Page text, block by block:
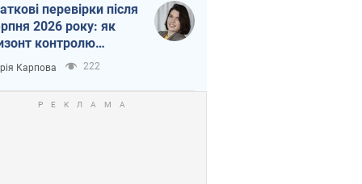
перевірки після
2026 року: як
контролю
з 6,5 до 3
Карпова 222